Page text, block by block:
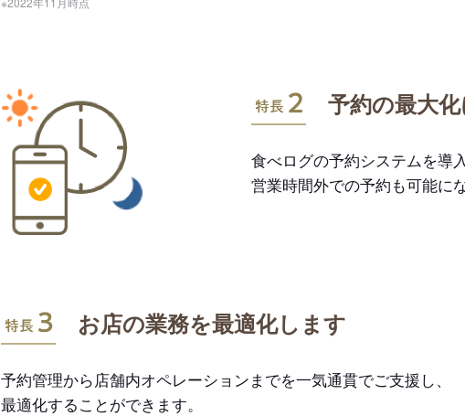
特長2
予約の最大
食べログの予約システムを導
営業時間外での予約も可能に
特長3
お店の業務を最適化します
予約管理から店舗内オペレーションまでを一気通貫でご支援し、
最適化することができます。